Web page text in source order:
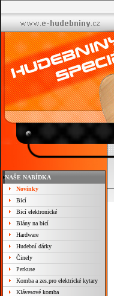
NAŠE NABÍDKA
Novinky
Bicí
Bicí elektronické
Blány na bicí
Hardware
Hudební dárky
Činely
Perkuse
Komba a zes.pro elektrické kytary
Klávesové komba